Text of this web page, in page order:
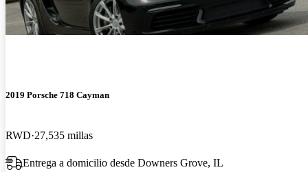
2019 Porsche 718 Cayman
RWD 27,535 millas
Entrega a domicilio desde Downers Grove, IL